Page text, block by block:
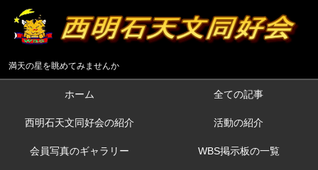
満天の星を眺めてみませんか
ホーム 全ての記事
西明石天文同好会の紹介 活動の紹介
会員写真のギャラリー WBS掲示板の一覧